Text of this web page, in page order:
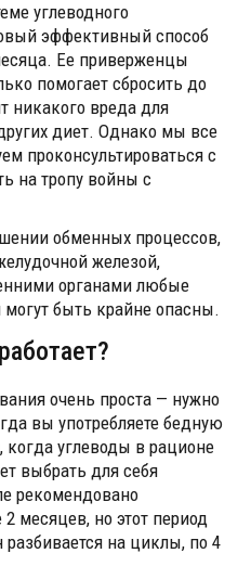
углеводного
эффективный способ
Ее приверженцы
помогает сбросить до
никакого вреда для
диет. Однако мы все
проконсультироваться с
на тропу войны с
обменных процессов,
железой,
органами любые
быть крайне опасны.
очень проста — нужно
вы употребляете бедную
углеводы в рационе
выбрать для себя
рекомендовано
месяцев, но этот период
на циклы, по 4